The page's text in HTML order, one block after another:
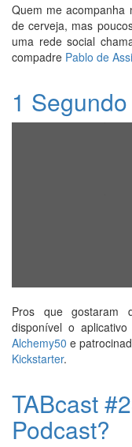
Quem me acompanha
de cerveja, mas
uma rede social
compadre Pablo de
1
Pros que gostaram
disponível o aplicativo
Alchemy50 e
Kickstarter.
TABcast
Podcast?